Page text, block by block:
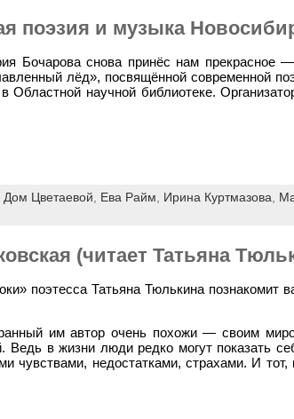
поэзия и музыка
Бочарова снова принёс нам прекрасное
лёд», посвящённой современной
Областной научной библиотеке.
Дом Цветаевой Ева Райм Ирина Куртмазова
(читает Татьяна
поэтесса Татьяна Тюлькина познакомит
им автор очень похожи — своим
в жизни люди редко могут показать
чувствами, недостатками, страхами. И тот,